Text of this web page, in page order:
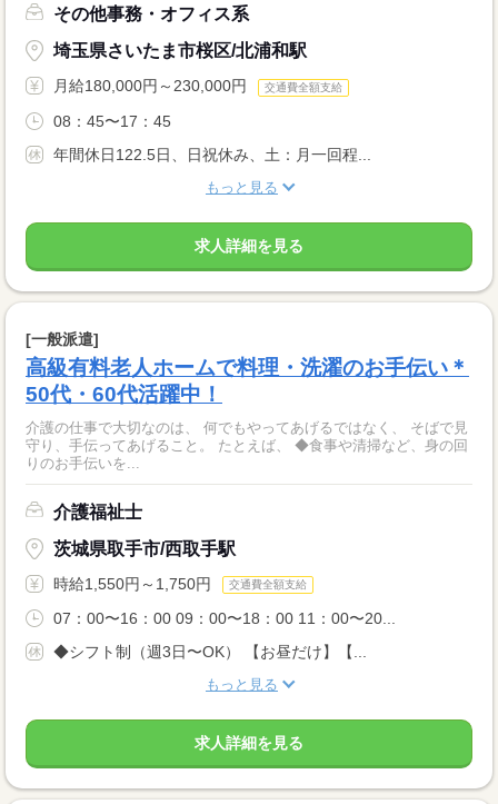
その他事務・オフィス系
埼玉県さいたま市桜区/北浦和駅
月給180,000円～230,000円 交通費全額支給
08：45〜17：45
年間休日122.5日、日祝休み、土：月一回程...
もっと見る
求人詳細を見る
[一般派遣]
高級有料老人ホームで料理・洗濯のお手伝い＊
50代・60代活躍中！
介護の仕事で大切なのは、 何でもやってあげるではなく、 そばで見
守り、手伝ってあげること。 たとえば、 ◆食事や清掃など、身の回
りのお手伝いを...
介護福祉士
茨城県取手市/西取手駅
時給1,550円～1,750円 交通費全額支給
07：00〜16：00 09：00〜18：00 11：00〜20...
◆シフト制（週3日〜OK） 【お昼だけ】【...
もっと見る
求人詳細を見る